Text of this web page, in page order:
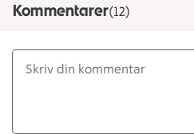
Kommentarer(12)